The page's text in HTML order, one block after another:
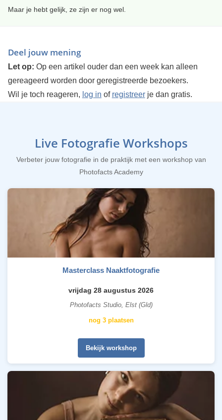
Maar je hebt gelijk, ze zijn er nog wel.
Deel jouw mening
Let op: Op een artikel ouder dan een week kan alleen
gereageerd worden door geregistreerde bezoekers.
Wil je toch reageren, log in of registreerje dan gratis.
Live Fotografie Workshops
Verbeter jouw fotografie in de praktijk met een workshop van
Photofacts Academy
Masterclass Naaktfotografie
vrijdag 28 augustus 2026
Photofacts Studio, Elst (Gld)
nog 3 plaatsen
Bekijk workshop